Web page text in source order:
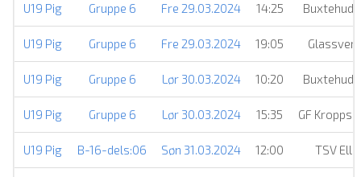
U19 Pig Gruppe 6 Fre 29.03.2024 14:25
U19 Pig Gruppe 6 Fre 29.03.2024 19:05
U19 Pig Gruppe 6 Lør 30.03.2024 10:20
U19 Pig Gruppe 6 Lør 30.03.2024 15:35 GF
U19 Pig B-16-dels:06 Søn 31.03.2024 12:00 TSV